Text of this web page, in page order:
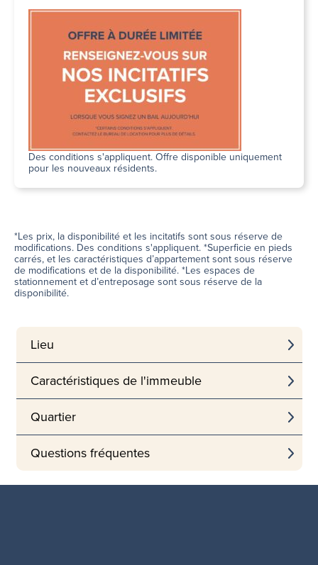
Des conditions s'appliquent. Offre disponible uniquement
pour les nouveaux résidents.
*Les prix, la disponibilité et les incitatifs sont sous réserve de
modifications. Des conditions s'appliquent. *Superficie en pieds
carrés, et les caractéristiques d’appartement sont sous réserve
de modifications et de la disponibilité. *Les espaces de
stationnement et d’entreposage sont sous réserve de la
disponibilité.
Lieu
Caractéristiques de l'immeuble
Quartier
Questions fréquentes